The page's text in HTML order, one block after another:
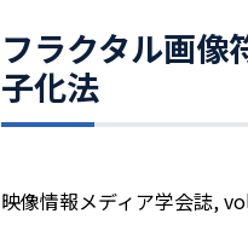
フラクタル画像
子化法
映像情報メディア学会誌,